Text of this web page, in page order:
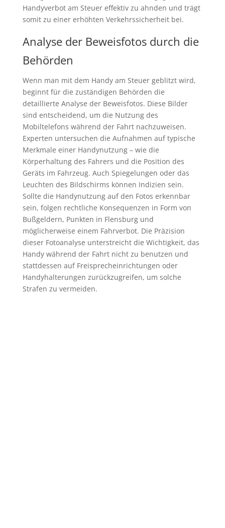
Handyverbot am Steuer effektiv zu ahnden und trägt
somit zu einer erhöhten Verkehrssicherheit bei.
Analyse der Beweisfotos durch die
Behörden
Wenn man mit dem Handy am Steuer geblitzt wird,
beginnt für die zuständigen Behörden die
detaillierte Analyse der Beweisfotos. Diese Bilder
sind entscheidend, um die Nutzung des
Mobiltelefons während der Fahrt nachzuweisen.
Experten untersuchen die Aufnahmen auf typische
Merkmale einer Handynutzung – wie die
Körperhaltung des Fahrers und die Position des
Geräts im Fahrzeug. Auch Spiegelungen oder das
Leuchten des Bildschirms können Indizien sein.
Sollte die Handynutzung auf den Fotos erkennbar
sein, folgen rechtliche Konsequenzen in Form von
Bußgeldern, Punkten in Flensburg und
möglicherweise einem Fahrverbot. Die Präzision
dieser Fotoanalyse unterstreicht die Wichtigkeit, das
Handy während der Fahrt nicht zu benutzen und
stattdessen auf Freisprecheinrichtungen oder
Handyhalterungen zurückzugreifen, um solche
Strafen zu vermeiden.